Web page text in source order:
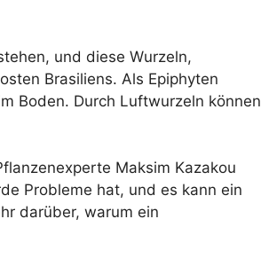
und diese Wurzeln,
Brasiliens. Als Epiphyten
Boden. Durch Luftwurzeln können
Maksim Kazakou
Probleme hat, und es kann ein
darüber, warum ein